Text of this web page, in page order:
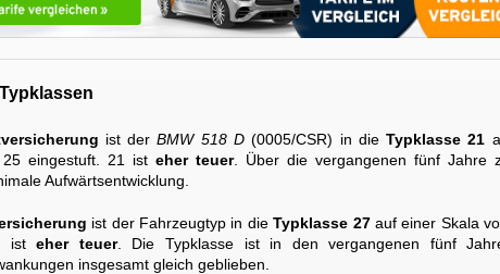
ist derBMW 518 D (0005/CSR) in dieTypklasse 21
eingestuft. 21 ist eher teuer. Über die vergangenen fünf Jahre
Aufwärtsentwicklung.
ist der Fahrzeugtyp in dieTypklasse 27auf einer Skala
isteher teuer. Die Typklasse ist in den vergangenen fünf
insgesamt gleich geblieben.